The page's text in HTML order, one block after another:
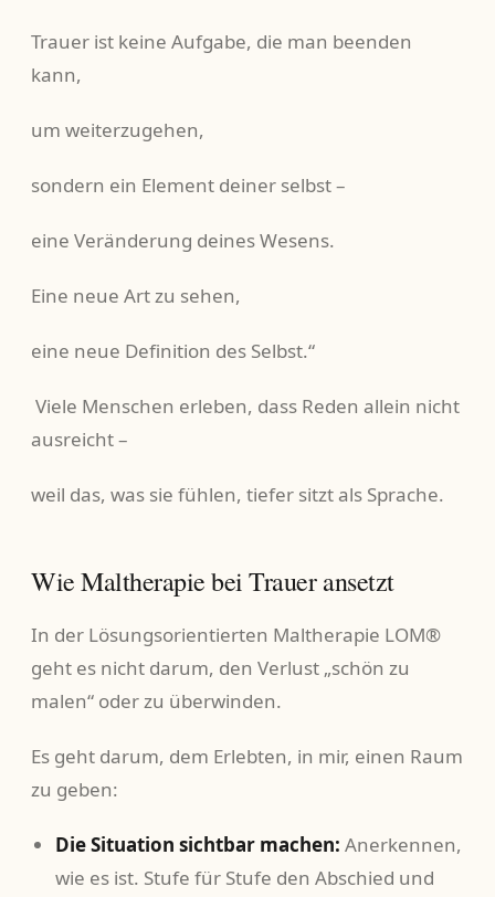
Trauer ist keine Aufgabe, die man beenden
kann,
um weiterzugehen,
sondern ein Element deiner selbst –
eine Veränderung deines Wesens.
Eine neue Art zu sehen,
eine neue Definition des Selbst.“
Viele Menschen erleben, dass Reden allein nicht
ausreicht –
weil das, was sie fühlen, tiefer sitzt als Sprache.
Wie Maltherapie bei Trauer ansetzt
In der Lösungsorientierten Maltherapie LOM®
geht es nicht darum, den Verlust „schön zu
malen“ oder zu überwinden.
Es geht darum, dem Erlebten, in mir, einen Raum
zu geben:
Die Situation sichtbar machen: Anerkennen,
wie es ist. Stufe für Stufe den Abschied und